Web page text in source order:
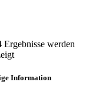
Ergebnisse werden
Nach
sortiert
Information